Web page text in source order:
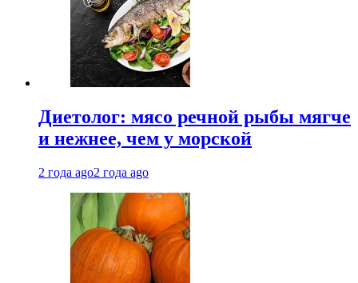
Диетолог: мясо речной рыбы мягче
и нежнее, чем у морской
2 года ago2 года ago